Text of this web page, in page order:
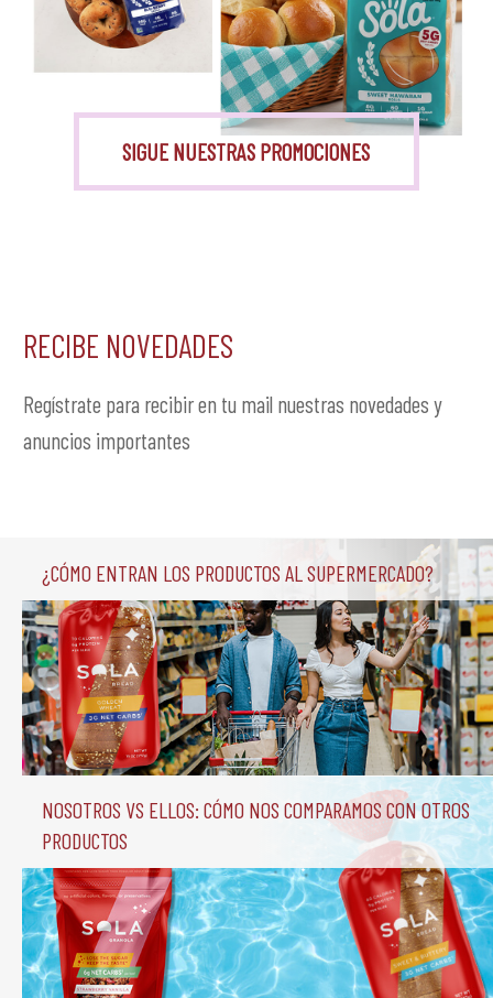
SIGUE NUESTRAS PROMOCIONES
RECIBE NOVEDADES
Regístrate para recibir en tu mail nuestras novedades y
anuncios importantes
¿Cómo entran los productos al supermercado?
Nosotros vs Ellos: Cómo nos comparamos con otros
productos